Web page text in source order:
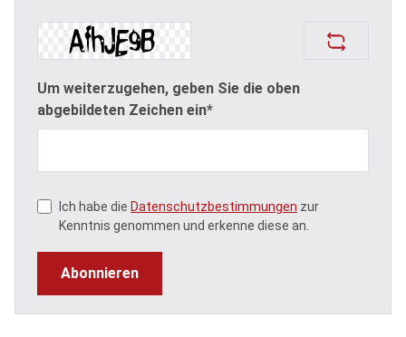
Um weiterzugehen, geben Sie die oben
abgebildeten Zeichen ein*
Ich habe die Datenschutzbestimmungen zur
Kenntnis genommen und erkenne diese an.
Abonnieren